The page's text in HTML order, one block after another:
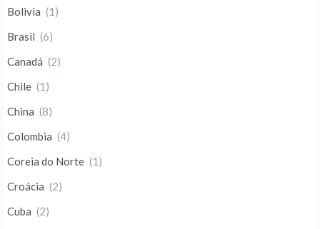
Bolivia (1)
Brasil (6)
Canadá (2)
Chile (1)
China (8)
Colombia (4)
Coreia do Norte (1)
Croácia (2)
Cuba (2)